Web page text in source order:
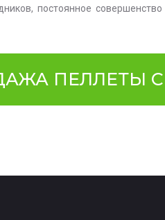
постоянное совершенство
ПЕЛЛЕТЫ